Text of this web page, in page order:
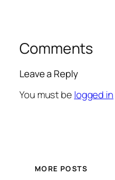
Comments
Leave a Reply
You must be logged in
MORE POSTS